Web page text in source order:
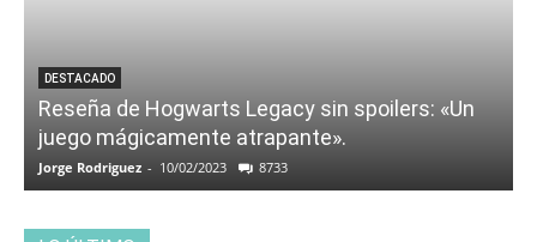
DESTACADO
Reseña de Hogwarts Legacy sin spoilers: «Un
juego mágicamente atrapante».
Jorge Rodriguez - 10/02/2023 8733